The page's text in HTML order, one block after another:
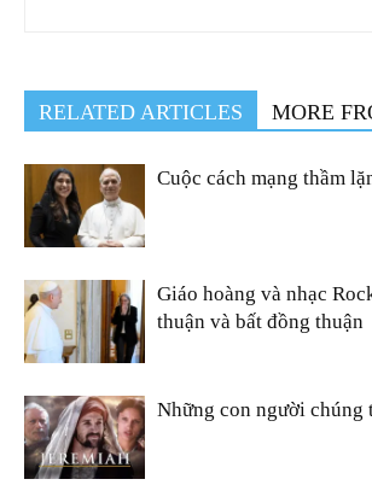
RELATED ARTICLES MORE
Cuộc cách mạng thầm
Giáo hoàng và nhạc
thuận và bất đồng thuận
Những con người chúng